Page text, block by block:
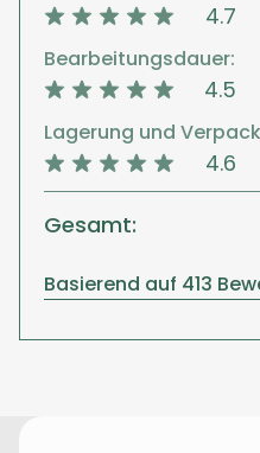
4.7
Bearbeitungsdauer:
4.5
Lagerung und
4.6
Gesamt:
Basierend auf 413